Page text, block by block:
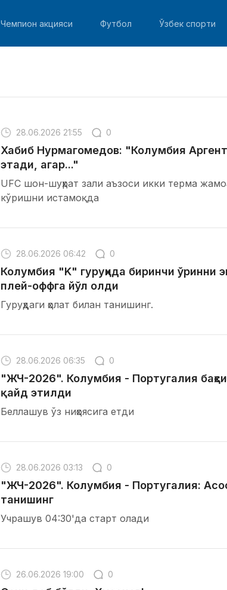
Чемпион акцияси Футбол Ўзбек спорти
28.06.2026 21:55 0
Хабиб Нурмагомедов: "Колумбия
этади, агар..."
UFC шон-шуҳрат зали аъзоси икки терма
кўришни истамоқда
28.06.2026 06:42 0
Колумбия "K" гуруҳида биринчи ўринни
плей-оффга йўл олди
Гуруҳдаги ҳолат билан танишинг.
28.06.2026 06:35 0
"ЖЧ-2026". Колумбия - Португалия
қайд этилди
Беллашув ўз ниҳоясига етди
28.06.2026 03:13 0
"ЖЧ-2026". Колумбия - Португалия:
танишинг
Учрашув 04:30'да старт олади
26.06.2026 19:00 0